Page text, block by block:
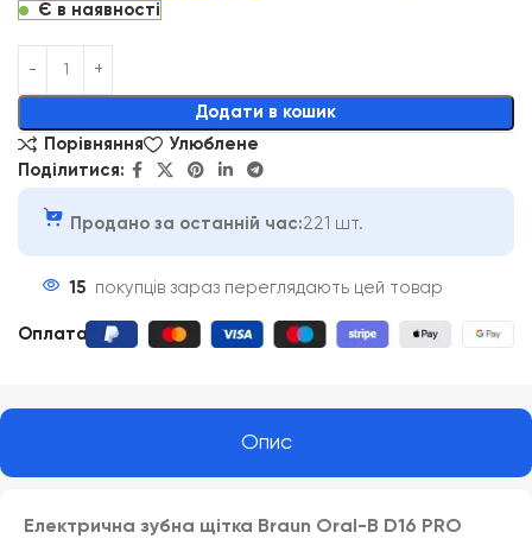
Є в наявності
Додати в кошик
Alternative:
Порівняння
Улюблене
Поділитися:
Продано за останній час:221 шт.
15 покупців зараз переглядають цей товар
Оплата
Опис
Електрична зубна щітка Braun Oral-B D16 PRO